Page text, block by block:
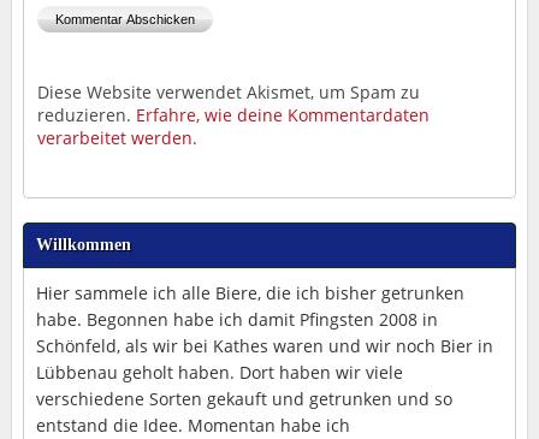
Diese Website verwendet Akismet, um Spam zu
reduzieren. Erfahre, wie deine Kommentardaten
verarbeitet werden.
Willkommen
Hier sammele ich alle Biere, die ich bisher getrunken
habe. Begonnen habe ich damit Pfingsten 2008 in
Schönfeld, als wir bei Kathes waren und wir noch Bier in
Lübbenau geholt haben. Dort haben wir viele
verschiedene Sorten gekauft und getrunken und so
entstand die Idee. Momentan habe ich